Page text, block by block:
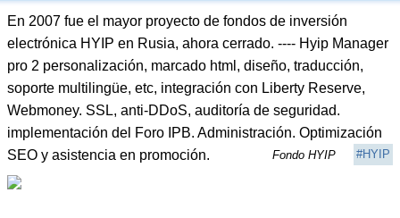
En 2007 fue el mayor proyecto de fondos de inversión
electrónica HYIP en Rusia, ahora cerrado. ---- Hyip Manager
pro 2 personalización, marcado html, diseño, traducción,
soporte multilingüe, etc, integración con Liberty Reserve,
Webmoney. SSL, anti-DDoS, auditoría de seguridad.
implementación del Foro IPB. Administración. Optimización
SEO y asistencia en promoción.
#HYIP
Fondo HYIP